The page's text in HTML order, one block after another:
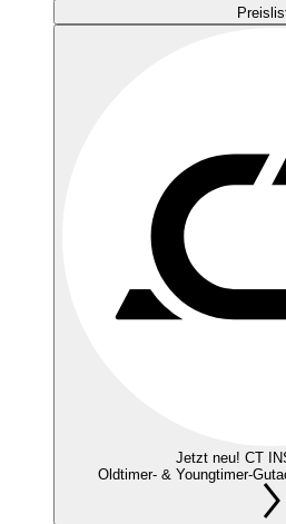
Jetzt neu! CT
Oldtimer- & Youngtimer-